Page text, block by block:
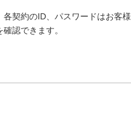
契約のID、パスワードはお客様
認できます。